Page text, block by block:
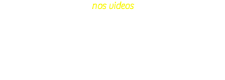
nos videos